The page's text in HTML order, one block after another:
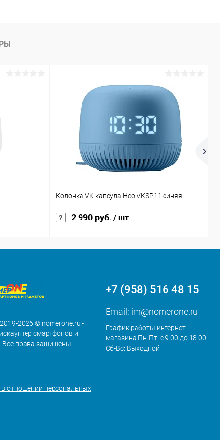
Колонка VK капсула Нео VKSP11 синяя
2 990 руб. / шт
2026 © nomerone.ru -
смартфонов и
Все права защищены.
в отношении персональных
+7 (958) 516 48 15
Email: im@nomerone.ru
График работы интернет-
магазина Пн-Пт: с 9:00 до 18:00
Сб-Вс: Выходной